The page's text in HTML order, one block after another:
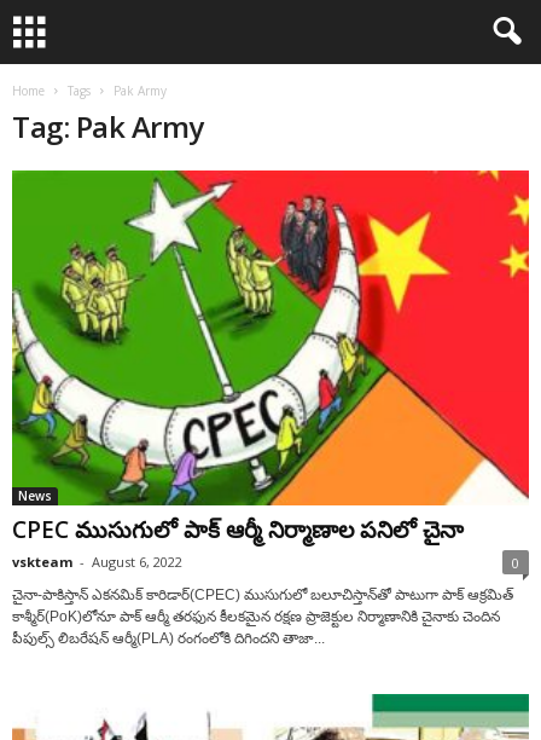
Home Tags Pak Army
Tag: Pak Army
News
CPEC ముసుగులో పాక్ ఆర్మీ నిర్మాణాల పనిలో చైనా
vskteam - August 6, 2022 0
చైనా-పాకిస్తాన్ ఎకనమిక్ కారిడార్(CPEC) ముసుగులో బలూచిస్తాన్‌తో పాటుగా పాక్ ఆక్రమిత్
కాశ్మీర్‌(PoK)లోనూ పాక్ ఆర్మీ తరఫున కీలకమైన రక్షణ ప్రాజెక్టుల నిర్మాణానికి చైనాకు చెందిన
పీపుల్స్ లిబరేషన్ ఆర్మీ(PLA) రంగంలోకి దిగిందని తాజా...